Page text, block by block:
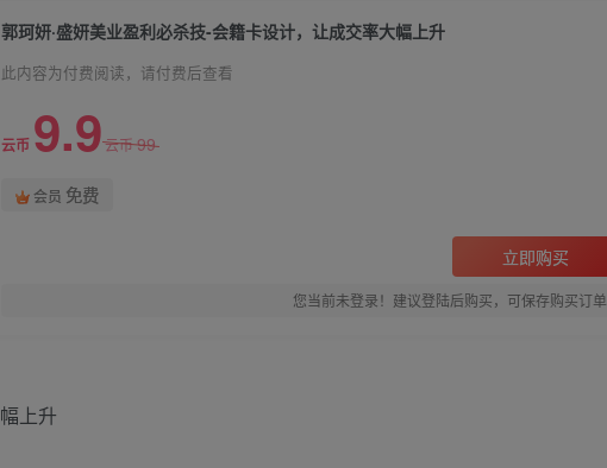
郭珂妍·盛妍美业盈利必杀技-会籍卡设计，让成交率大幅上升
此内容为付费阅读，请付费后查看
云币 9.9云币99
会员 免费
立即购买
您当前未登录！建议登陆后购买，可保存购买订单